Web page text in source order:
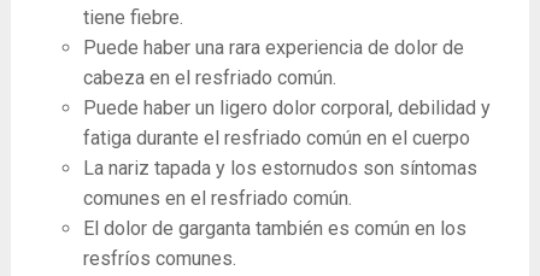
tiene fiebre.
Puede haber una rara experiencia de dolor de
cabeza en el resfriado común.
Puede haber un ligero dolor corporal, debilidad y
fatiga durante el resfriado común en el cuerpo
La nariz tapada y los estornudos son síntomas
comunes en el resfriado común.
El dolor de garganta también es común en los
resfríos comunes.